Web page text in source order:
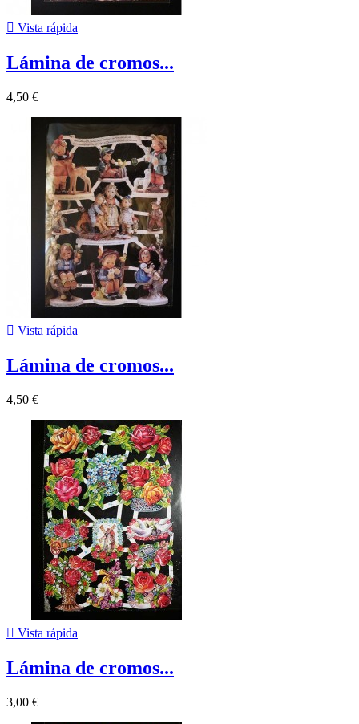
 Vista rápida
Lámina de cromos...
4,50 €
 Vista rápida
Lámina de cromos...
4,50 €
 Vista rápida
Lámina de cromos...
3,00 €